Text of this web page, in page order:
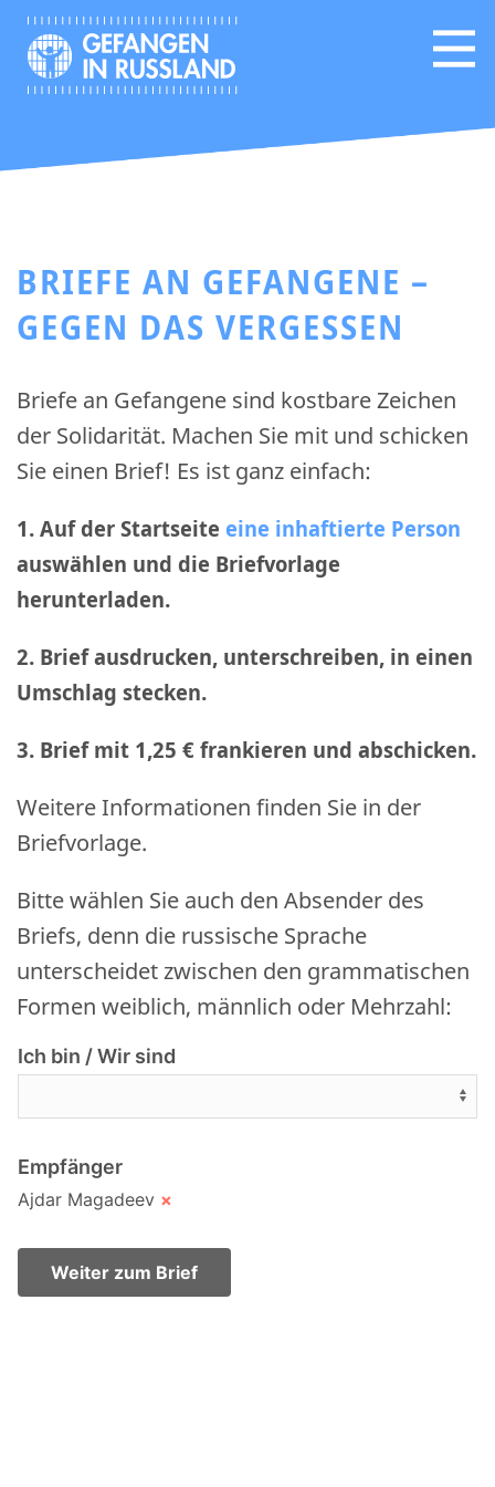
BRIEFE AN GEFANGENE –
GEGEN DAS VERGESSEN
Briefe an Gefangene sind kostbare Zeichen
der Solidarität. Machen Sie mit und schicken
Sie einen Brief! Es ist ganz einfach:
1. Auf der Startseite eine inhaftierte Person
auswählen und die Briefvorlage
herunterladen.
2. Brief ausdrucken, unterschreiben, in einen
Umschlag stecken.
3. Brief mit 1,25 € frankieren und abschicken.
Weitere Informationen finden Sie in der
Briefvorlage.
Bitte wählen Sie auch den Absender des
Briefs, denn die russische Sprache
unterscheidet zwischen den grammatischen
Formen weiblich, männlich oder Mehrzahl:
Ich bin / Wir sind
Empfänger
Ajdar Magadeev ×
Weiter zum Brief